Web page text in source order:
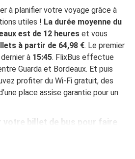
à planifier votre voyage grâce à
utiles ! La durée moyenne du
est de 12 heures et vous
à partir de 64,98 €. Le premier
à 15:45. FlixBus effectue
Guarda et Bordeaux. Et puis
profiter du Wi-Fi gratuit, des
place assise garantie pour un
billet de bus pour faire